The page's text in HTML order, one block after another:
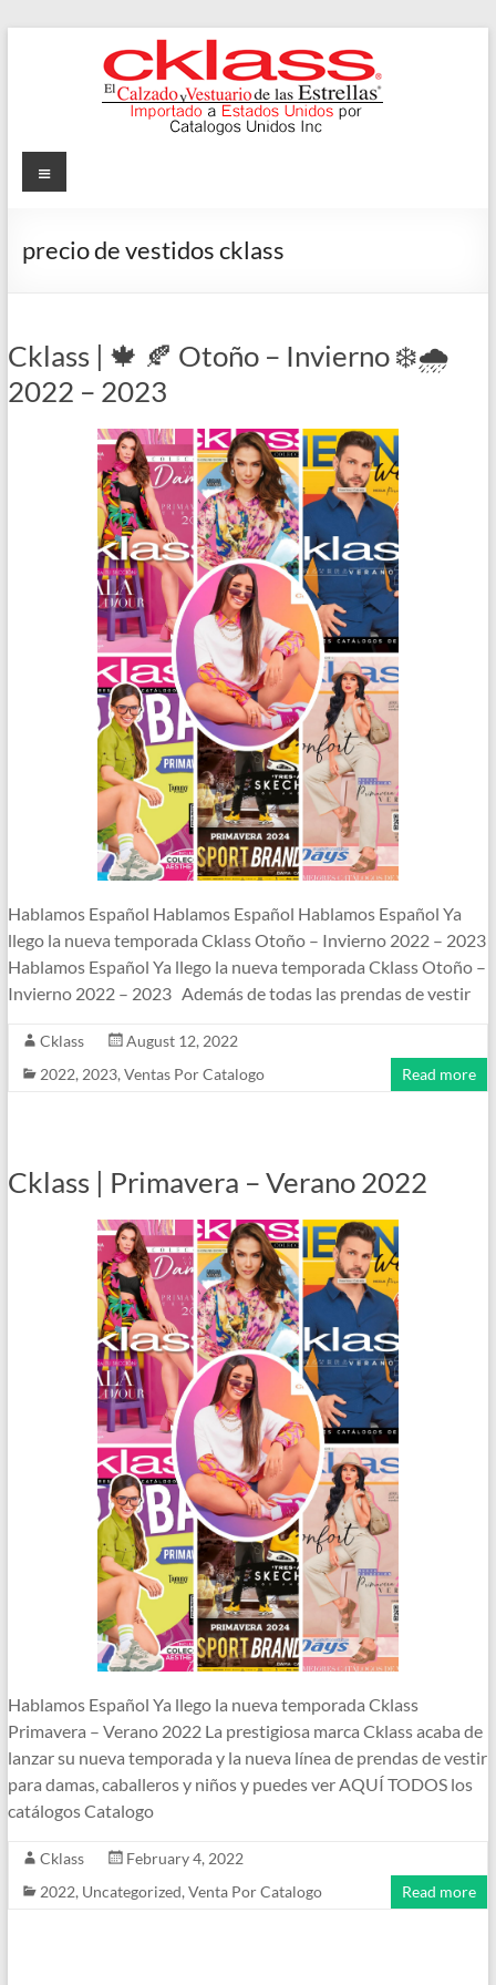
Cklass
y
Estrellas
Menu
precio de vestidos cklass
Cklass | 🍁 🍂 Otoño – Invierno ❄️🌧️
2022 – 2023
Hablamos Español Hablamos Español Hablamos Español Ya
llego la nueva temporada Cklass Otoño – Invierno 2022 – 2023
Hablamos Español Ya llego la nueva temporada Cklass Otoño –
Invierno 2022 – 2023 Además de todas las prendas de vestir
Cklass
August 12, 2022
2022, 2023, Ventas Por Catalogo Read more
Cklass | Primavera – Verano 2022
Hablamos Español Ya llego la nueva temporada Cklass
Primavera – Verano 2022 La prestigiosa marca Cklass acaba de
lanzar su nueva temporada y la nueva línea de prendas de vestir
para damas, caballeros y niños y puedes ver AQUÍ TODOS los
catálogos Catalogo
Cklass
February 4, 2022
2022, Uncategorized, Venta Por Catalogo Read more